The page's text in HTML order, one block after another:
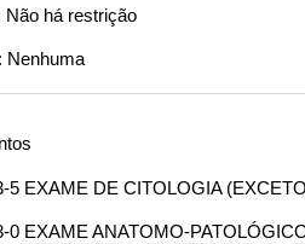
Não há restrição
Nenhuma
5 EXAME DE CITOLOGIA
0 EXAME ANATOMO-